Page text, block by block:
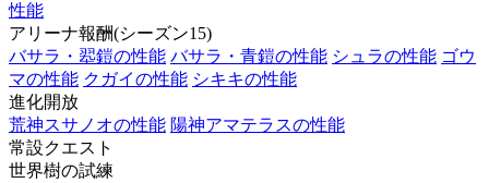
性能
アリーナ報酬(シーズン15)
バサラ・翆鎧の性能 バサラ・青鎧の性能 シュラの性能 ゴウ
マの性能 クガイの性能 シキキの性能
進化開放
荒神スサノオの性能 陽神アマテラスの性能
常設クエスト
世界樹の試練